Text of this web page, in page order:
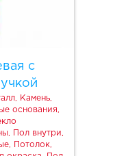
с
Камень,
основания,
Пол внутри,
Потолок,